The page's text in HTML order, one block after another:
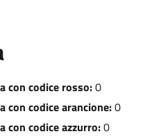
con codice rosso:0
con codice arancione:0
con codice azzurro:0